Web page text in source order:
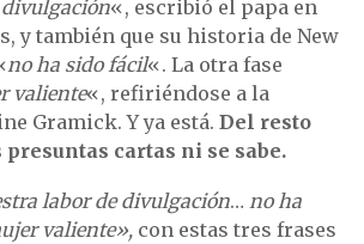
divulgación«, escribió el papa en
y también que su historia de New
no ha sido fácil«. La otra fase
valiente«, refiriéndose a la
Gramick. Y ya está. Del resto
cartas ni se sabe.
labor de divulgación… no ha
valiente», con estas tres frases